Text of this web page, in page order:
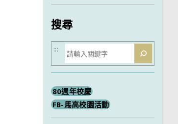
類
搜尋
搜
尋
:::
80週年校慶
FB-馬高校園活動